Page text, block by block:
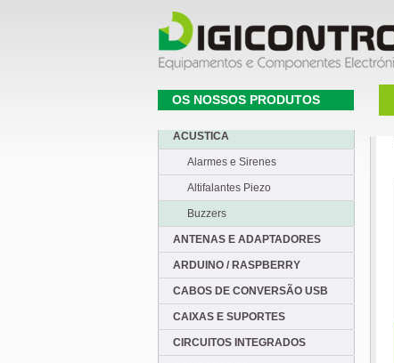
OS NOSSOS PRODUTOS
ACUSTICA
Alarmes e Sirenes
Altifalantes Piezo
Buzzers
ANTENAS E ADAPTADORES
ARDUINO / RASPBERRY
CABOS DE CONVERSÃO USB
CAIXAS E SUPORTES
CIRCUITOS INTEGRADOS